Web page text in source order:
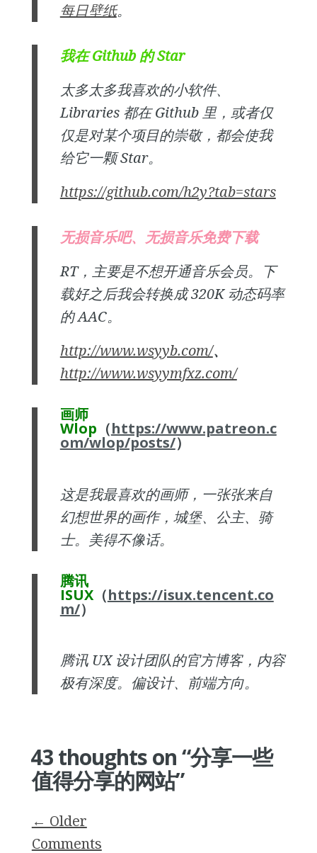
每日壁纸。
我在 Github 的 Star
太多太多我喜欢的小软件、
Libraries 都在 Github 里，或者仅
仅是对某个项目的崇敬，都会使我
给它一颗 Star。
https://github.com/h2y?tab=stars
无损音乐吧、无损音乐免费下载
RT，主要是不想开通音乐会员。下
载好之后我会转换成 320K 动态码率
的 AAC。
http://www.wsyyb.com/、
http://www.wsyymfxz.com/
画师
Wlop （https://www.patreon.c
om/wlop/posts/）
这是我最喜欢的画师，一张张来自
幻想世界的画作，城堡、公主、骑
士。美得不像话。
腾讯
ISUX（https://isux.tencent.co
m/）
腾讯 UX 设计团队的官方博客，内容
极有深度。偏设计、前端方向。
43 thoughts on “分享一些
值得分享的网站”
Comment
navigation
← Older
Comments